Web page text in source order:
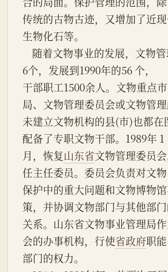
传统的古物古迹，又增加了近
生物化石等。
6个，发展到1990年的56 个，
干部职工1500余人。文物重点
局、文物管理委员会或文物管理
未建立文物机构的县(市)也都在
配备了专职文物干部。1989年 1
月，恢复山东省文物管理委员
任主任委员。委员会负责对文物
保护中的重大问题和文物博物
策，并协调文物部门与其他部
关系。山东省文物事业管理局
会的办事机构，行使省政府职能
部门的权力。